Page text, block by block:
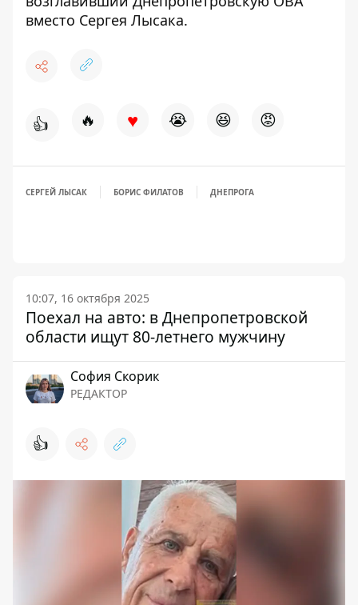
вместо Сергея Лысака.
👍 🔥 ♥ 😭 😆 😡
СЕРГЕЙ ЛЫСАК БОРИС ФИЛАТОВ ДНЕПРОГА
10:07, 16 октября 2025
Поехал на авто: в Днепропетровской
области ищут 80-летнего мужчину
София Скорик
РЕДАКТОР
👍